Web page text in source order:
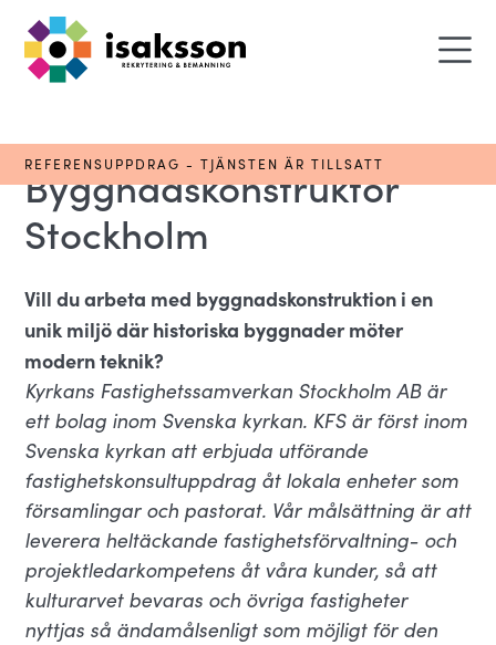
REFERENSUPPDRAG - TJÄNSTEN ÄR TILLSATT
Byggnadskonstruktör
Stockholm
Vill du arbeta med byggnadskonstruktion i en
unik miljö där historiska byggnader möter
modern teknik?
Kyrkans Fastighetssamverkan Stockholm AB är
ett bolag inom Svenska kyrkan. KFS är först inom
Svenska kyrkan att erbjuda utförande
fastighetskonsultuppdrag åt lokala enheter som
församlingar och pastorat. Vår målsättning är att
leverera heltäckande fastighetsförvaltning- och
projektledarkompetens åt våra kunder, så att
kulturarvet bevaras och övriga fastigheter
nyttjas så ändamålsenligt som möjligt för den